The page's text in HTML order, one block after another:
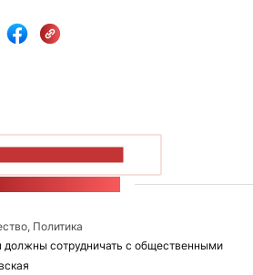
Политика
должны сотрудничать с общественными